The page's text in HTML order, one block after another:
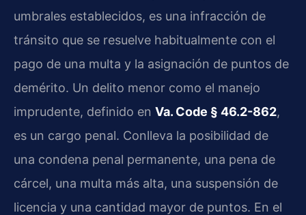
umbrales establecidos, es una infracción de
tránsito que se resuelve habitualmente con el
pago de una multa y la asignación de puntos de
demérito. Un delito menor como el manejo
imprudente, definido en Va. Code § 46.2-862,
es un cargo penal. Conlleva la posibilidad de
una condena penal permanente, una pena de
cárcel, una multa más alta, una suspensión de
licencia y una cantidad mayor de puntos. En el